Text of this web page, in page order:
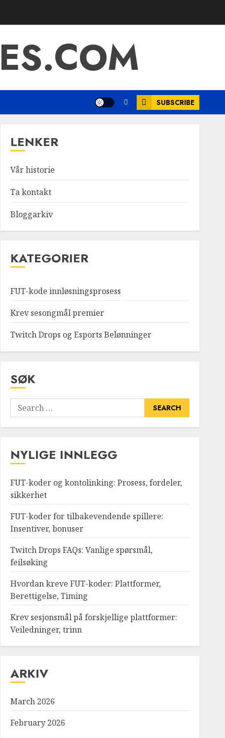
SUBSCRIBE
LENKER
Vår historie
Ta kontakt
Bloggarkiv
KATEGORIER
FUT-kode innløsningsprosess
Krev sesongmål premier
Twitch Drops og Esports Belønninger
SØK
Search
for:
NYLIGE INNLEGG
FUT-koder og kontolinking: Prosess, fordeler,
sikkerhet
FUT-koder for tilbakevendende spillere:
Insentiver, bonuser
Twitch Drops FAQs: Vanlige spørsmål,
feilsøking
Hvordan kreve FUT-koder: Plattformer,
Berettigelse, Timing
Krev sesjonsmål på forskjellige plattformer:
Veiledninger, trinn
ARKIV
March 2026
February 2026